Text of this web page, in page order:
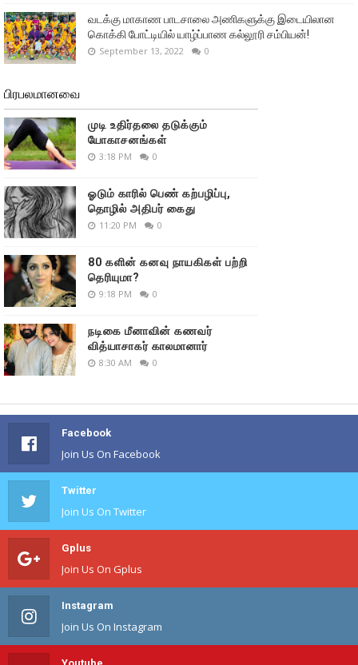
வடக்கு மாகாண பாடசாலை அணிகளுக்கு இடையிலான
கொக்கி போட்டியில் யாழ்ப்பாண கல்லூரி சம்பியன்!
September 13, 2022 0
பிரபலமானவை
முடி உதிர்தலை தடுக்கும்
யோகாசனங்கள்
3:18 PM 0
ஓடும் காரில் பெண் கற்பழிப்பு,
தொழில் அதிபர் கைது
11:20 PM 0
80 களின் கனவு நாயகிகள் பற்றி
தெரியுமா?
9:18 PM 0
நடிகை மீனாவின் கணவர்
வித்யாசாகர் காலமானார்
8:30 AM 0
Facebook
Join Us On Facebook
Twitter
Join Us On Twitter
Gplus
Join Us On Gplus
Instagram
Join Us On Instagram